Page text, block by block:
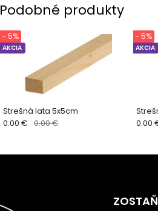
Podobné produkty
Strešná lata 5x5cm
AKCIA
- 5%
0.00 € 0.00 €
AKCIA
- 5%
0.00